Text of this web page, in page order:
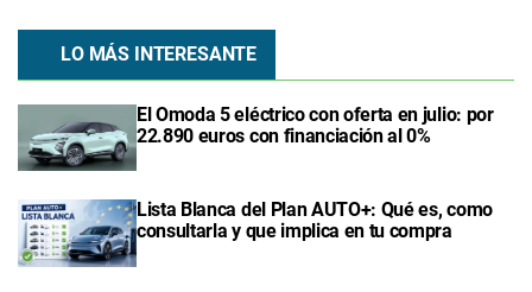
LO MÁS INTERESANTE
El Omoda 5 eléctrico con oferta en julio: por
22.890 euros con financiación al 0%
Lista Blanca del Plan AUTO+: Qué es, como
consultarla y que implica en tu compra